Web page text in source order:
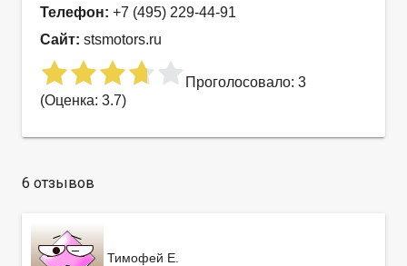
Телефон: +7 (495) 229-44-91
Сайт: stsmotors.ru
Проголосовало: 3
(Оценка: 3.7)
6 отзывов
Тимофей Е.